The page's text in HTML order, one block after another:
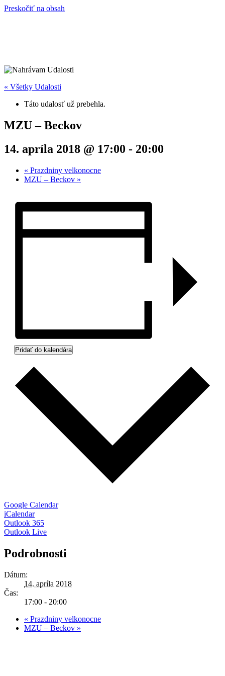
Preskočiť na obsah
« Všetky Udalosti
Táto udalosť už prebehla.
MZU – Beckov
14. apríla 2018 @ 17:00 - 20:00
« Prazdniny velkonocne
MZU – Beckov »
Pridať do kalendára
Google Calendar
iCalendar
Outlook 365
Outlook Live
Podrobnosti
Dátum:
14. apríla 2018
Čas:
17:00 - 20:00
« Prazdniny velkonocne
MZU – Beckov »